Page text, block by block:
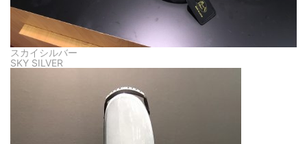
スカイシルバー
SKY SILVER